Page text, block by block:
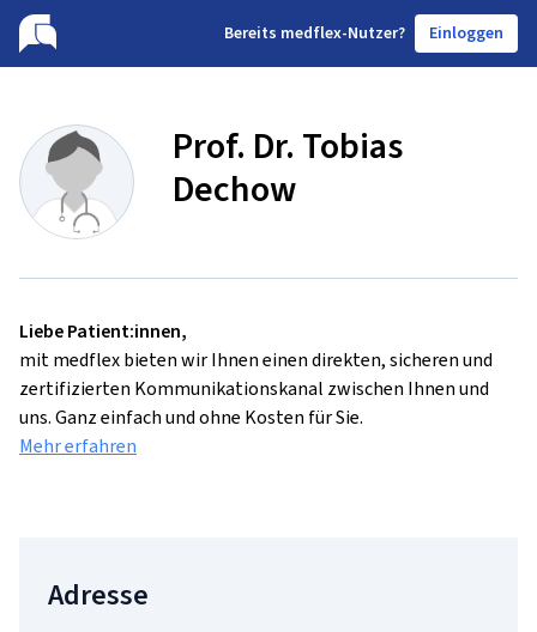
Bereits medflex-Nutzer? Einloggen
Prof. Dr. Tobias
Dechow
Liebe Patient:innen,
mit medflex bieten wir Ihnen einen direkten, sicheren und
zertifizierten Kommunikationskanal zwischen Ihnen und
uns. Ganz einfach und ohne Kosten für Sie.
Mehr erfahren
Adresse